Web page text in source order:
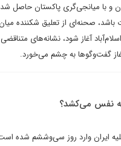
و با میانجی‌گری پاکستان حاصل
باشد، صحنه‌ای از تعلیق شکننده
آغاز شود، نشانه‌های متناقضی
گفت‌وگوها به چشم می‌خورد.
نفس می‌کشد؟
ایران وارد روز سی‌وششم شده